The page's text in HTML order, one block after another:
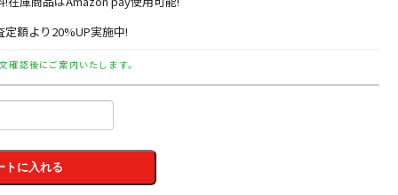
額より20%UP実施中!
確認後にご案内いたします。
トに入れる